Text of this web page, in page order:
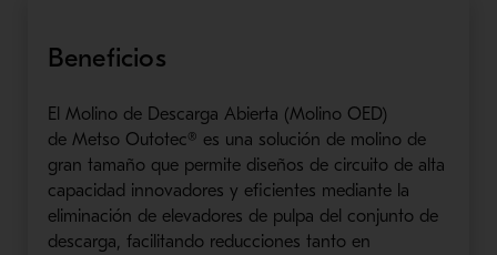
Beneficios
El Molino de Descarga Abierta (Molino OED)
de Metso Outotec® es una solución de molino de
gran tamaño que permite diseños de circuito de alta
capacidad innovadores y eficientes mediante la
eliminación de elevadores de pulpa del conjunto de
descarga, facilitando reducciones tanto en